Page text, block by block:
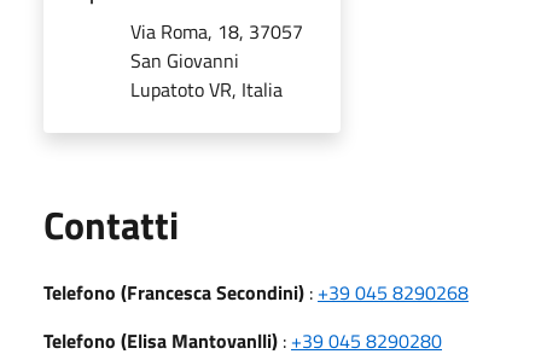
Via Roma, 18, 37057
San Giovanni
Lupatoto VR, Italia
Contatti
Telefono (Francesca Secondini) : +39 045 8290268
Telefono (Elisa Mantovanlli) : +39 045 8290280